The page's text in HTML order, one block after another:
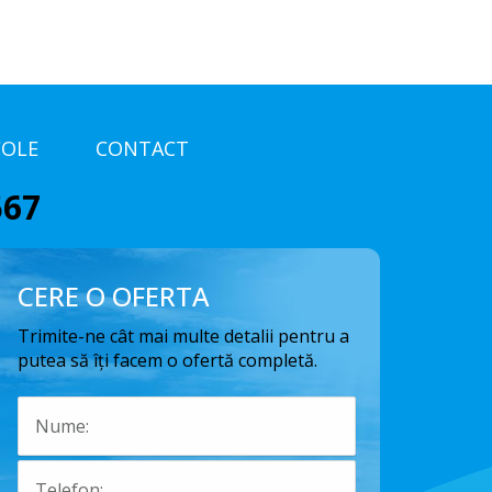
CONTACT
CERE O OFERTA
Trimite-ne cât mai multe detalii pentru a
putea să îți facem o ofertă completă.